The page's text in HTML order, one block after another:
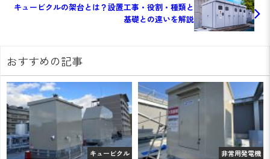
キュービクルの架台とは？設置工事・役割・種類と
基礎との違いを解説
おすすめの記事
キュービクル 非常用発電機